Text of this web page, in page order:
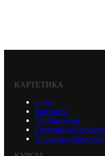
КАРТЕТИКА
О нас
Контакты
ГеоВакансии
Сведения об
Политика